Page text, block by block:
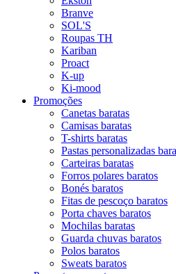
Branve
SOL'S
Roupas TH
Kariban
Proact
K-up
Ki-mood
Promoções
Canetas baratas
Camisas baratas
T-shirts baratas
Pastas personalizadas
Carteiras baratas
Forros polares baratos
Bonés baratos
Fitas de pescoço baratos
Porta chaves baratos
Mochilas baratas
Guarda chuvas baratos
Polos baratos
Sweats baratos